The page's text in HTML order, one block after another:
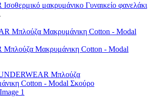
μακρυμάνικο Γυναικείο φανελάκι
Μακρυμάνικη Cotton - Modal